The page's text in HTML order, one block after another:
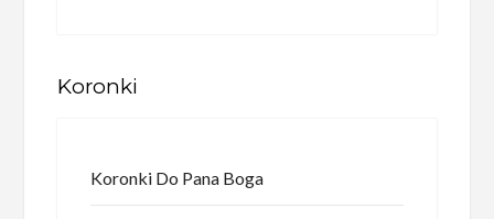
Koronki
Koronki Do Pana Boga